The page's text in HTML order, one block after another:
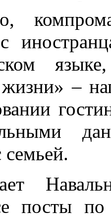
языке,
–
семьей.
посты